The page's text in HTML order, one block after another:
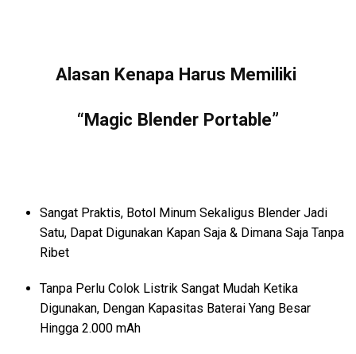
Alasan Kenapa Harus Memiliki
“Magic Blender Portable”
Sangat Praktis, Botol Minum Sekaligus Blender Jadi
Satu, Dapat Digunakan Kapan Saja & Dimana Saja Tanpa
Ribet
Tanpa Perlu Colok Listrik Sangat Mudah Ketika
Digunakan, Dengan Kapasitas Baterai Yang Besar
Hingga 2.000 mAh